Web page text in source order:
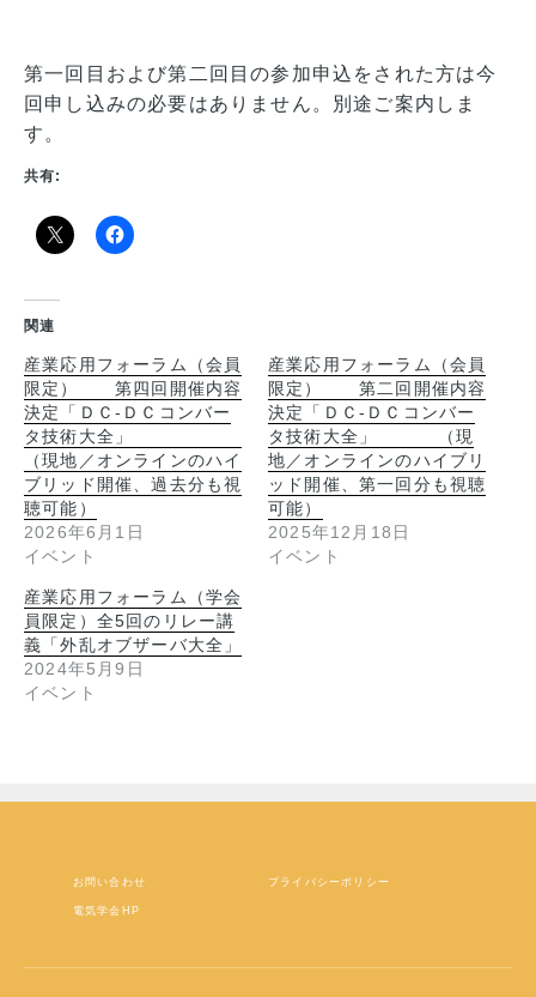
第一回目および第二回目の参加申込をされた方は今
回申し込みの必要はありません。別途ご案内しま
す。
共有:
関連
産業応用フォーラム（会員
限定） 第四回開催内容
決定「ＤＣ-ＤＣコンバー
タ技術大全」
（現地／オンラインのハイ
ブリッド開催、過去分も視
聴可能）
2026年6月1日
イベント
産業応用フォーラム（会員
限定） 第二回開催内容
決定「ＤＣ-ＤＣコンバー
タ技術大全」 （現
地／オンラインのハイブリ
ッド開催、第一回分も視聴
可能）
2025年12月18日
イベント
産業応用フォーラム（学会
員限定）全5回のリレー講
義「外乱オブザーバ大全」
2024年5月9日
イベント
お問い合わせ プライバシーポリシー
電気学会HP